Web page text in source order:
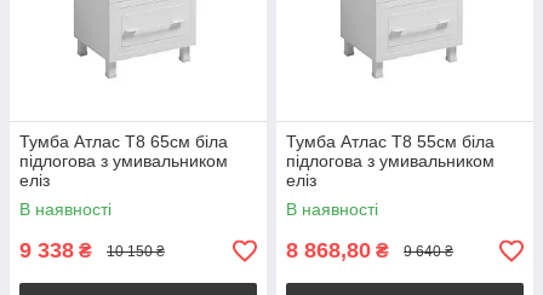
Тумба Атлас Т8 65см біла
підлогова з умивальником
еліз
В наявності
9 338 ₴ 10 150 ₴
Тумба Атлас Т8 55см біла
підлогова з умивальником
еліз
В наявності
8 868,80 ₴ 9 640 ₴